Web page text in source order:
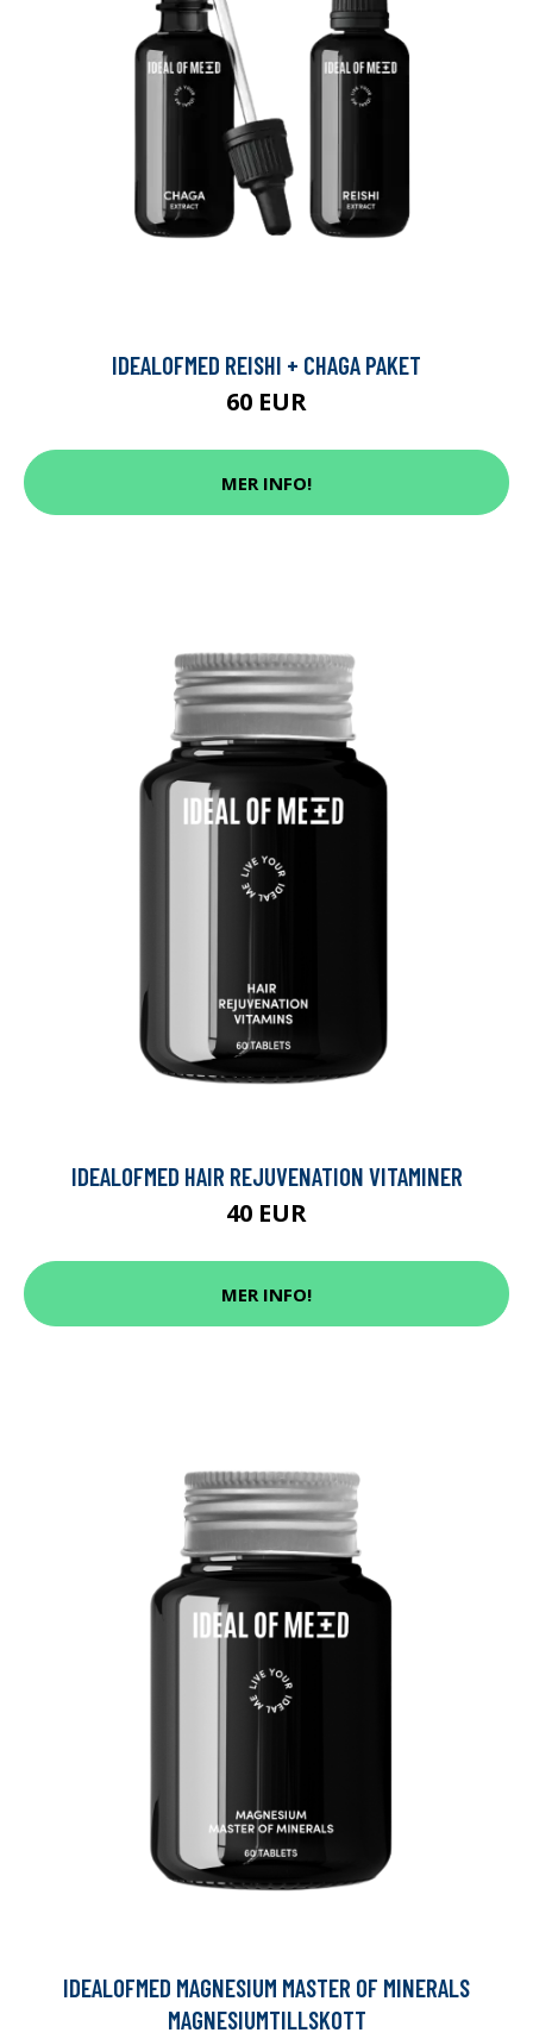
IDEALOFMED REISHI + CHAGA PAKET
60 EUR
MER INFO!
IDEALOFMED HAIR REJUVENATION VITAMINER
40 EUR
MER INFO!
IDEALOFMED MAGNESIUM MASTER OF MINERALS
MAGNESIUMTILLSKOTT